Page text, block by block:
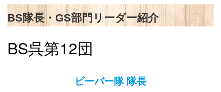
BS隊長・GS部門リーダー紹介
BS呉第12団
ビーバー隊 隊長